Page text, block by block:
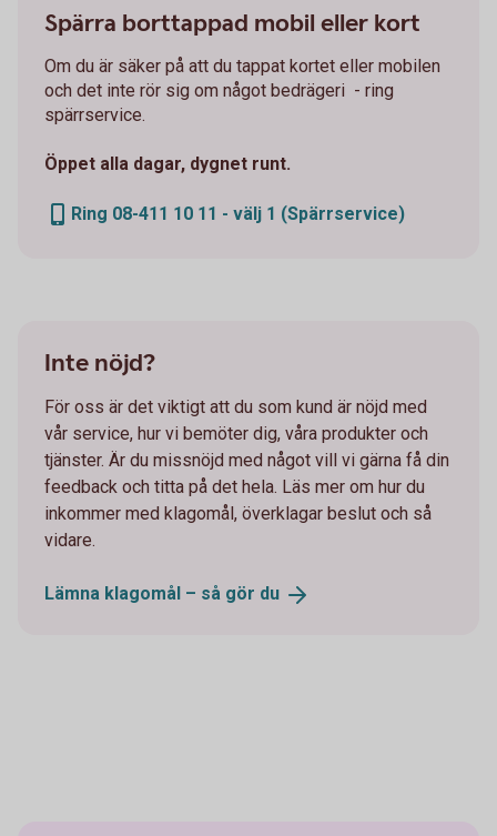
Spärra borttappad mobil eller kort
Om du är säker på att du tappat kortet eller mobilen
och det inte rör sig om något bedrägeri - ring
spärrservice.
Öppet alla dagar, dygnet runt.
Ring 08-411 10 11 - välj 1 (Spärrservice)
Inte nöjd?
För oss är det viktigt att du som kund är nöjd med
vår service, hur vi bemöter dig, våra produkter och
tjänster. Är du missnöjd med något vill vi gärna få din
feedback och titta på det hela. Läs mer om hur du
inkommer med klagomål, överklagar beslut och så
vidare.
Lämna klagomål – så gör du